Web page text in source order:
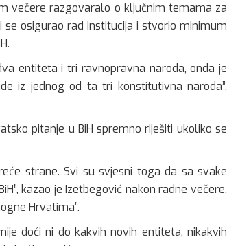
večere razgovaralo o ključnim temama za
se osigurao rad institucija i stvorio minimum
entiteta i tri ravnopravna naroda, onda je
iz jednog od ta tri konstitutivna naroda”,
pitanje u BiH spremno riješiti ukoliko se
strane. Svi su svjesni toga da sa svake
kazao je Izetbegović nakon radne večere.
Hrvatima”.
doći ni do kakvih novih entiteta, nikakvih